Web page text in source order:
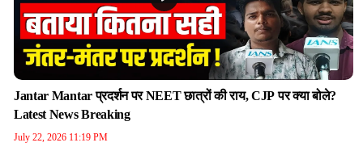
Jantar Mantar प्रदर्शन पर NEET छात्रों की राय, CJP पर क्या बोले?
Latest News Breaking
July 22, 2026 11:19 PM